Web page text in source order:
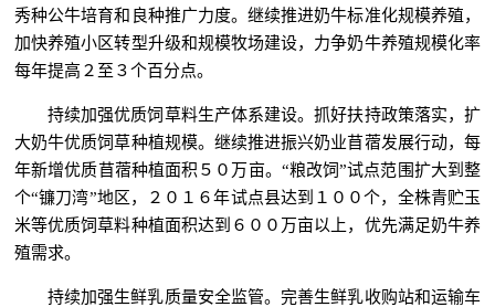
秀种公牛培育和良种推广力度。继续推进奶牛标准化规模养殖，
加快养殖小区转型升级和规模牧场建设，力争奶牛养殖规模化率
每年提高２至３个百分点。
持续加强优质饲草料生产体系建设。抓好扶持政策落实，扩
大奶牛优质饲草种植规模。继续推进振兴奶业苜蓿发展行动，每
年新增优质苜蓿种植面积５０万亩。“粮改饲”试点范围扩大到整
个“镰刀湾”地区，２０１６年试点县达到１００个，全株青贮玉
米等优质饲草料种植面积达到６００万亩以上，优先满足奶牛养
殖需求。
持续加强生鲜乳质量安全监管。完善生鲜乳收购站和运输车